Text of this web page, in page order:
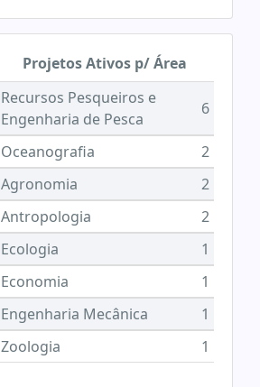
Projetos Ativos p/ Área
Recursos Pesqueiros e
Engenharia de Pesca
6
Oceanografia
2
Agronomia
2
Antropologia
2
Ecologia
1
Economia
1
Engenharia Mecânica
1
Zoologia
1